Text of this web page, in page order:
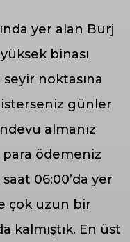
yer alan Burj
binası
noktasına
isterseniz günler
almanız
para ödemeniz
06:00’da yer
çok uzun bir
kalmıştık. En üst